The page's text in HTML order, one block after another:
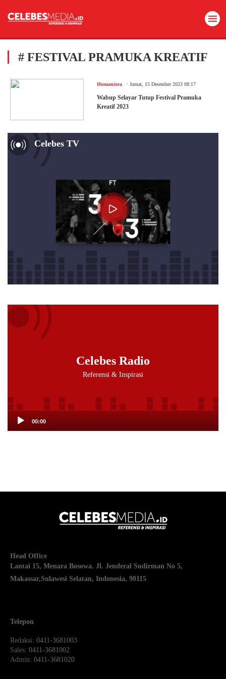
# FESTIVAL PRAMUKA KREATIF
Humaniora Jumat, 15 Desember 2023 08:17
Wabup Selayar Tutup Festival Pramuka
Kreatif 2023
Celebes TV
Now Playing
Celebes Radio
Referensi & Inspirasi
Audio
Player
00:00
Head Office
Lantai 15, Menara Bosowa. Jl. Jenderal Sudirman No 5,
Makassar,Sulawesi Selatan, Indonesia, 90115
Telepon
Redaksi: 0411-3681003
Sales: 0411-3681002
Admin: 0411-3681020